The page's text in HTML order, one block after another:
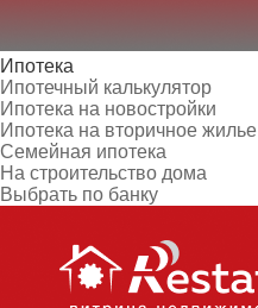
Ипотека
Ипотечный калькулятор
Ипотека на новостройки
Ипотека на вторичное жилье
Семейная ипотека
На строительство дома
Выбрать по банку